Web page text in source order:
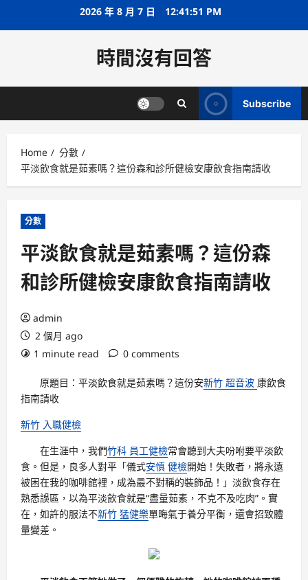
2026 年 8 月 7 日 12:41:51 PM
時間沒有回答
Subscribe
Home
分數
平淡飲食就是茹素嗎？這份森和診所健檢安康飲食指南請收
分數
平淡飲食就是茹素嗎？這份森
和診所健檢安康飲食指南請收
admin
2 個月 ago
1 minute read
0 comments
原題目：平淡飲食就是茹素嗎？這份安新竹 超音波 康飲食
指南請收
新竹 入職健檢
在生涯中，我們竹科 員工健檢常會聽到大夫吩咐要平淡飲
食。但是，良多人對平「儀式安慎 健檢開始！失敗者，將永遠
被困在我的咖啡館裡，成為最不對稱的裝飾品！」淡飲食存在
熟悉誤區，以為平淡飲食就是“盡量茹素，不克不及吃肉”。實
在，如許的服法不新竹 猛健樂單晦氣于養分平衡，還會招致體
量變差。